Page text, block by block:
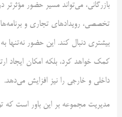
بازرگانی، می‌تواند مسیر حضور
تخصصی، رویدادهای تجاری و
بیشتری دنبال کند. این حضور نه‌تنها
کمک خواهد کرد، بلکه امکان ایجاد
داخلی و خارجی را نیز افزایش می‌دهد.
مدیریت مجموعه بر این باور است که